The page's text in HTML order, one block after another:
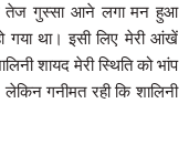
तेज गुस्सा आने लगा मन हुआ
गया था। इसी लिए मेरी आंखें
शायद मेरी स्थिति को भांप
गनीमत रही कि शालिनी